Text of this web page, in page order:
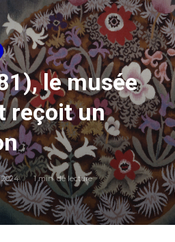
le musée
reçoit un
2024 1min. de lecture